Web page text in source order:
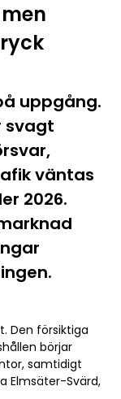
uppgång.
svagt
väntas
2026.
Den försiktiga
börjar
samtidigt
Elmsäter-Svärd,